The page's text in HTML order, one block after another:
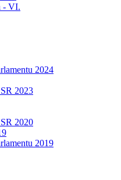
- VI.
2024
2023
2020
2019